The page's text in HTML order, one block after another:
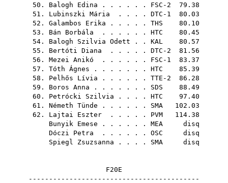
50. Balogh Edina . . . . . . FSC-2 79.38
51. Lubinszki Mária . . . . DTC-1 80.03
52. Galambos Erika . . . . . THS 80.10
53. Bán Borbála . . . . . . HTC 80.45
54. Balogh Szilvia Odett . . KAL 80.57
55. Bertóti Diana . . . . . DTC-2 81.56
56. Mezei Anikó . . . . . . FSC-1 83.37
57. Tóth Ágnes . . . . . . . HTC 85.39
58. Pelhős Lívia . . . . . . TTE-2 86.28
59. Boros Anna . . . . . . . SDS 88.49
60. Petrócki Szilvia . . . . HTC 97.40
61. Németh Tünde . . . . . . SMA 102.03
62. Lajtai Eszter . . . . . PVM 114.38
Bunyik Emese . . . . . . MEA disq
Dóczi Petra . . . . . . OSC disq
Spiegl Zsuzsanna . . . . SMA disq
F20E
------------------------------------------